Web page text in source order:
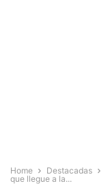
Home Destacadas
que llegue a la...